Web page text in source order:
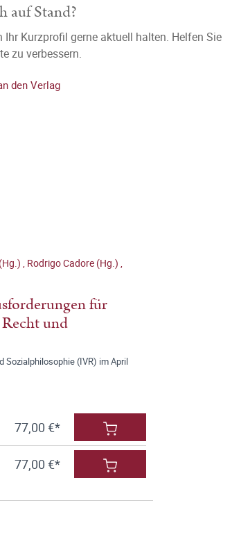
auf Stand?
Ihr Kurzprofil gerne aktuell halten. Helfen Sie
zu verbessern.
den Verlag
, Rodrigo Cadore (Hg.) ,
für
und
Sozialphilosophie (IVR) im April
77,00 €*
77,00 €*